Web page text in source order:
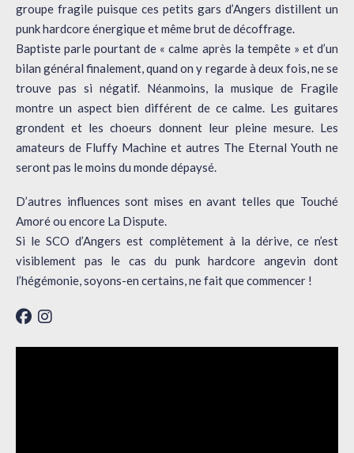
groupe fragile puisque ces petits gars d’Angers distillent un
punk hardcore énergique et même brut de décoffrage.
Baptiste parle pourtant de « calme après la tempête » et d’un
bilan général finalement, quand on y regarde à deux fois, ne se
trouve pas si négatif. Néanmoins, la musique de Fragile
montre un aspect bien différent de ce calme. Les guitares
grondent et les choeurs donnent leur pleine mesure. Les
amateurs de Fluffy Machine et autres The Eternal Youth ne
seront pas le moins du monde dépaysé.
D’autres influences sont mises en avant telles que Touché
Amoré ou encore La Dispute.
Si le SCO d’Angers est complètement à la dérive, ce n’est
visiblement pas le cas du punk hardcore angevin dont
l’hégémonie, soyons-en certains, ne fait que commencer !